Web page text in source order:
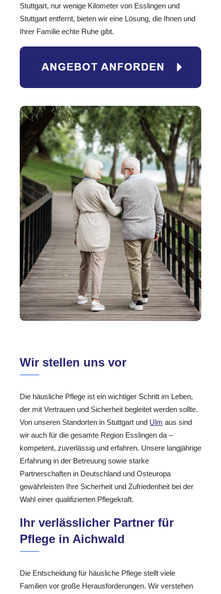
Stuttgart, nur wenige Kilometer von Esslingen und
Stuttgart entfernt, bieten wir eine Lösung, die Ihnen und
Ihrer Familie echte Ruhe gibt.
Wir stellen uns vor
Die häusliche Pflege ist ein wichtiger Schritt im Leben,
der mit Vertrauen und Sicherheit begleitet werden sollte.
Von unseren Standorten in Stuttgart und Ulm aus sind
wir auch für die gesamte Region Esslingen da –
kompetent, zuverlässig und erfahren. Unsere langjährige
Erfahrung in der Betreuung sowie starke
Partnerschaften in Deutschland und Osteuropa
gewährleisten Ihre Sicherheit und Zufriedenheit bei der
Wahl einer qualifizierten Pflegekraft.
Ihr verlässlicher Partner für
Pflege in Aichwald
Die Entscheidung für häusliche Pflege stellt viele
Familien vor große Herausforderungen. Wir verstehen